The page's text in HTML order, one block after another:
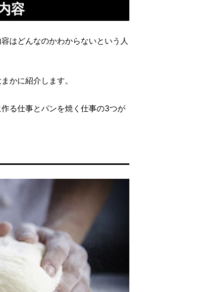
容
はどんなのかわからないという人
かに紹介します。
る仕事とパンを焼く仕事の3つが